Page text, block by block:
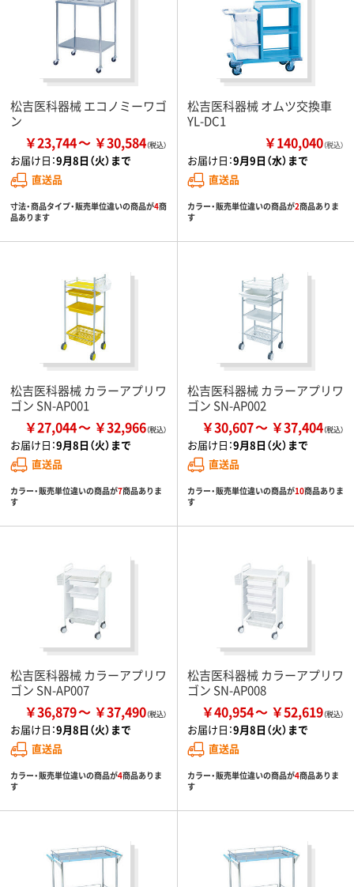
松吉医科器械 エコノミーワゴ
ン
￥23,744 ￥30,584
お届け日：9月8日（火）まで
直送品
寸法・商品タイプ・販売単位違いの商品が4商
品あります
松吉医科器械 オムツ交換車
YL-DC1
￥140,040（税込）
お届け日：9月9日（水）まで
直送品
カラー・販売単位違いの商品が2商品ありま
す
松吉医科器械 カラーアプリワ
ゴン SN-AP001
￥27,044 ￥32,966
お届け日：9月8日（火）まで
直送品
カラー・販売単位違いの商品が7商品ありま
す
松吉医科器械 カラーアプリワ
ゴン SN-AP002
￥30,607 ￥37,404
お届け日：9月8日（火）まで
直送品
カラー・販売単位違いの商品が10商品ありま
す
松吉医科器械 カラーアプリワ
ゴン SN-AP007
￥36,879 ￥37,490
お届け日：9月8日（火）まで
直送品
カラー・販売単位違いの商品が4商品ありま
す
松吉医科器械 カラーアプリワ
ゴン SN-AP008
￥40,954 ￥52,619
お届け日：9月8日（火）まで
直送品
カラー・販売単位違いの商品が4商品ありま
す